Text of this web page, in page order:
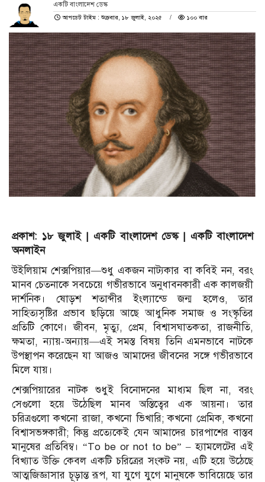
একটি বাংলাদেশ ডেস্ক
আপডেট টাইম : শুক্রবার, ১৮ জুলাই, ২০২৫
১০০ বার
প্রকাশ: ১৮ জুলাই | একটি বাংলাদেশ ডেস্ক | একটি বাংলাদেশ
অনলাইন
উইলিয়াম শেক্সপিয়ার—শুধু একজন নাট্যকার বা কবিই নন, বরং
মানব চেতনাকে সবচেয়ে গভীরভাবে অনুধাবনকারী এক কালজয়ী
দার্শনিক। ষোড়শ শতাব্দীর ইংল্যান্ডে জন্ম হলেও, তার
সাহিত্যসৃষ্টির প্রভাব ছড়িয়ে আছে আধুনিক সমাজ ও সংস্কৃতির
প্রতিটি কোণে। জীবন, মৃত্যু, প্রেম, বিশ্বাসঘাতকতা, রাজনীতি,
ক্ষমতা, ন্যায়-অন্যায়—এই সমস্ত বিষয় তিনি এমনভাবে নাটকে
উপস্থাপন করেছেন যা আজও আমাদের জীবনের সঙ্গে গভীরভাবে
মিলে যায়।
শেক্সপিয়ারের নাটক শুধুই বিনোদনের মাধ্যম ছিল না, বরং
সেগুলো হয়ে উঠেছিল মানব অস্তিত্বের এক আয়না। তার
চরিত্রগুলো কখনো রাজা, কখনো ভিখারি; কখনো প্রেমিক, কখনো
বিশ্বাসভঙ্গকারী; কিন্তু প্রত্যেকেই যেন আমাদের চারপাশের বাস্তব
মানুষের প্রতিবিম্ব। “To be or not to be” – হ্যামলেটের এই
বিখ্যাত উক্তি কেবল একটি চরিত্রের সংকট নয়, এটি হয়ে উঠেছে
আত্মজিজ্ঞাসার চূড়ান্ত রূপ, যা যুগে যুগে মানুষকে ভাবিয়েছে তার